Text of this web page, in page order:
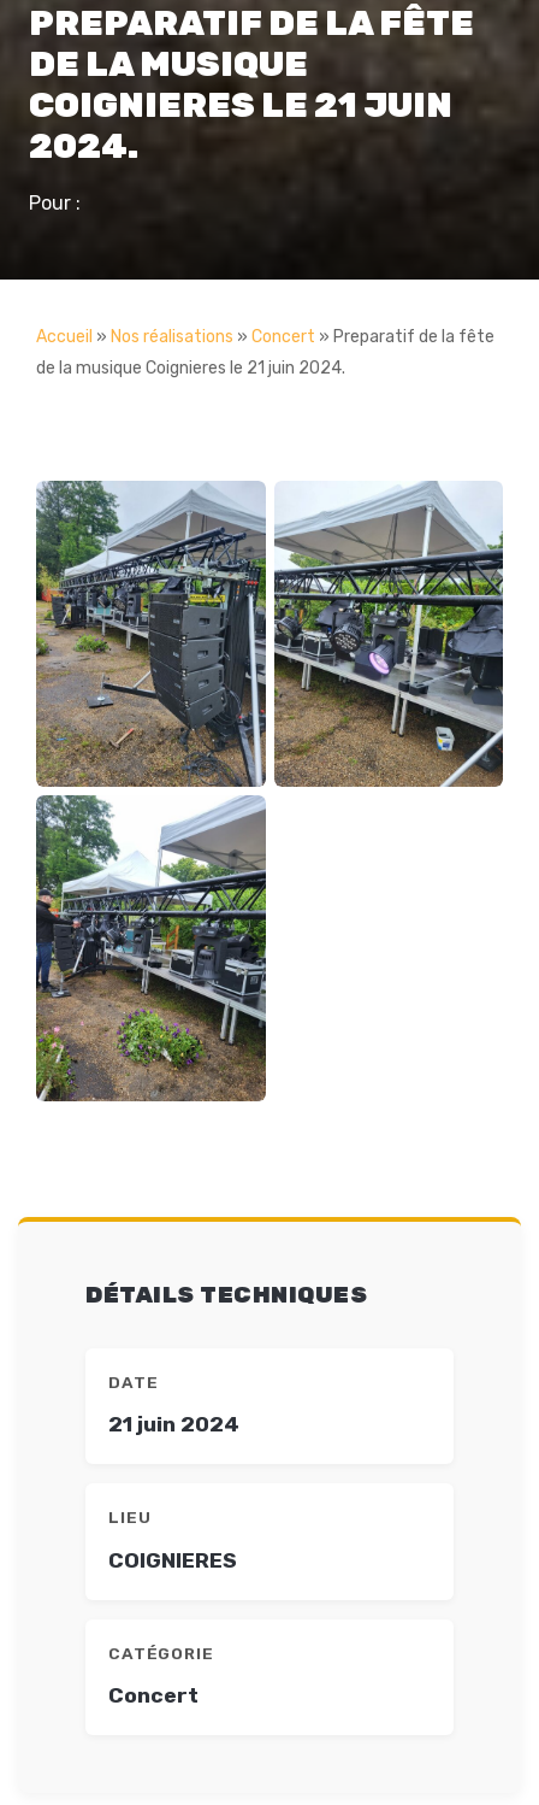
PREPARATIF DE LA FÊTE
DE LA MUSIQUE
COIGNIERES LE 21 JUIN
2024.
Pour :
Accueil » Nos réalisations » Concert » Preparatif de la fête
de la musique Coignieres le 21 juin 2024.
DÉTAILS TECHNIQUES
DATE
21 juin 2024
LIEU
COIGNIERES
CATÉGORIE
Concert